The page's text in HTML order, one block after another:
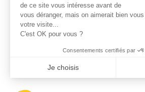
de ce site vous intéresse avant de
vous déranger, mais on aimerait bien
votre visite...
C'est OK pour vous ?
Consentements certifiés par
Je choisis